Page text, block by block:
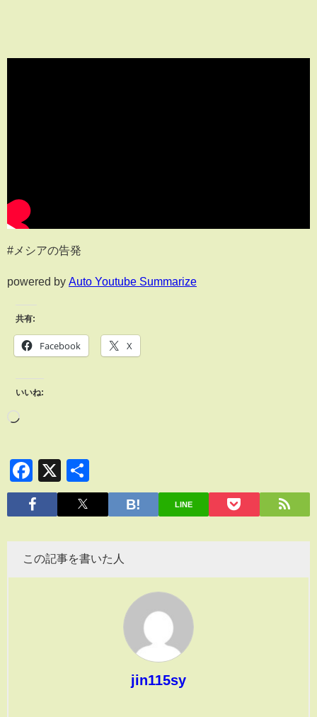
#メシアの告発
powered by Auto Youtube Summarize
共有:
Facebook X
いいね:
Facebook
X
有
LINE
この記事を書いた人
jin115sy